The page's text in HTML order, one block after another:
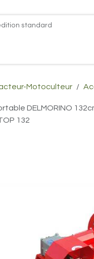
standard
Motoculteur
DELMORINO
132